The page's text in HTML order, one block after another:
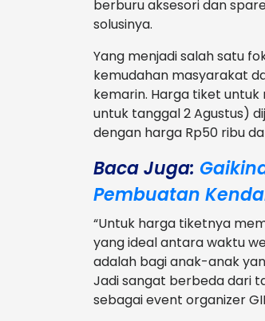
berburu aksesori dan
solusinya.
Yang menjadi salah satu
kemudahan masyarakat
kemarin. Harga tiket untuk
untuk tanggal 2 Agustus)
dengan harga Rp50 ribu
Baca Juga:
Pembuatan
“Untuk harga tiketnya
yang ideal antara waktu
adalah bagi anak-anak
Jadi sangat berbeda dari
sebagai event organizer